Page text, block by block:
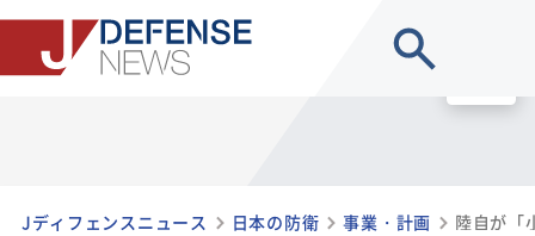
Jディフェンスニュース 日本の防衛 事業・計画